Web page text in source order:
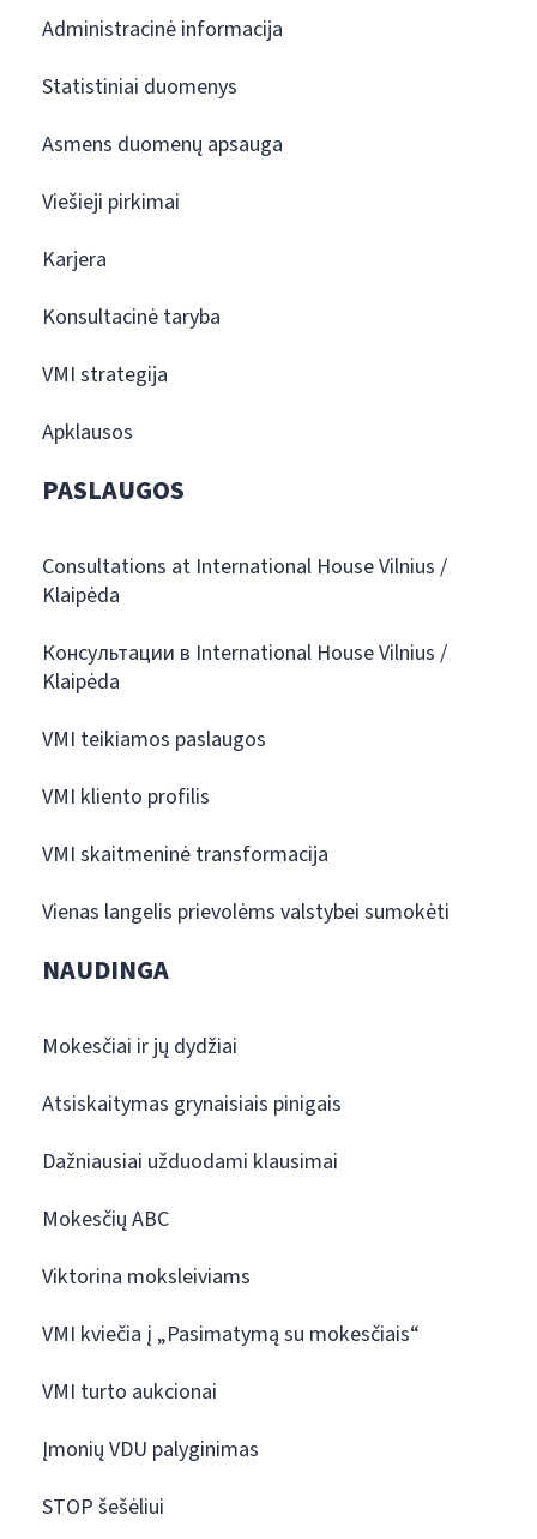
Administracinė informacija
Statistiniai duomenys
Asmens duomenų apsauga
Viešieji pirkimai
Karjera
Konsultacinė taryba
VMI strategija
Apklausos
PASLAUGOS
Consultations at International House Vilnius /
Klaipėda
Консультации в International House Vilnius /
Klaipėda
VMI teikiamos paslaugos
VMI kliento profilis
VMI skaitmeninė transformacija
Vienas langelis prievolėms valstybei sumokėti
NAUDINGA
Mokesčiai ir jų dydžiai
Atsiskaitymas grynaisiais pinigais
Dažniausiai užduodami klausimai
Mokesčių ABC
Viktorina moksleiviams
VMI kviečia į „Pasimatymą su mokesčiais“
VMI turto aukcionai
Įmonių VDU palyginimas
STOP šešėliui